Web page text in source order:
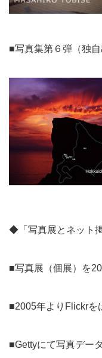
■写真集第６弾（独自
◆「写真展とネット掲
■写真展（個展）を
■2005年よりFlickrを
■Gettyにて写真デー